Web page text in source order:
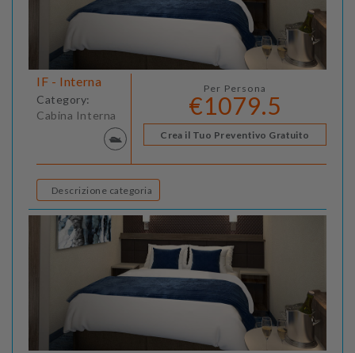
IF - Interna
Category:
Cabina Interna
Per Persona
€1079.5
Crea il Tuo Preventivo Gratuito
Descrizione categoria